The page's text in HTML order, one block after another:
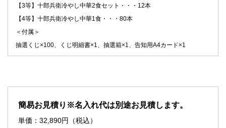
【3等】十郎兵衛冷やし中華2食セット・・・12本
【4等】十郎兵衛冷やし中華1食・・・80本
＜付属＞
抽選くじ×100、くじ明細書×1、抽選箱×1、告知用A4カード×1
簡易お見積り※名入れ代は別途お見積します。
単価： 32,890円（税込）